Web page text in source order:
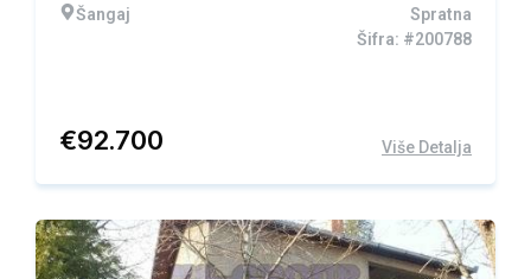
Šangaj
Spratna
Šifra: #200788
€92.700 Više Detalja